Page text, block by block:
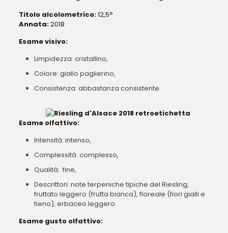
Titolo alcolometrico:12,5°
Annata:2018
Esame visivo:
Limpidezza: cristallino,
Colore: giallo paglierino,
Consistenza: abbastanza consistente.
Esame olfattivo:
Intensità: intenso,
Complessità: complesso,
Qualità: fine,
Descrittori: note terpeniche tipiche del Riesling,
fruttato leggero (frutta bianca), floreale (fiori gialli e
fieno), erbaceo leggero.
Esame gusto olfattivo: